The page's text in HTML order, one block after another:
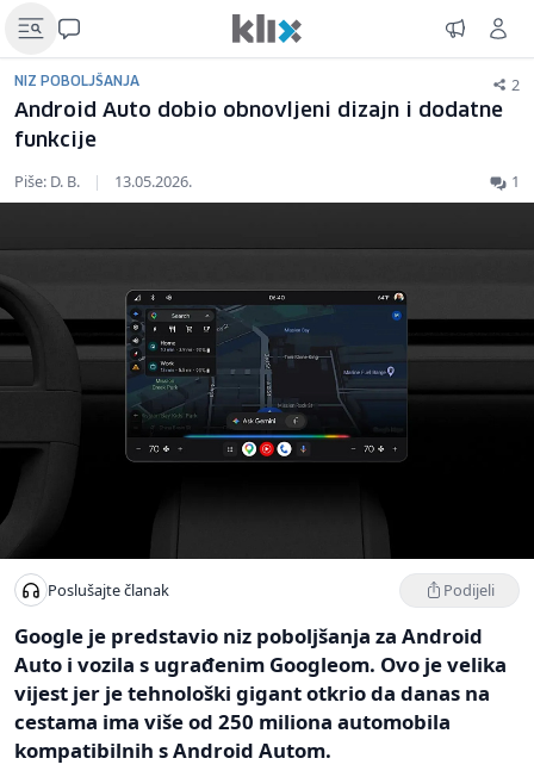
NIZ POBOLJŠANJA 2
Android Auto dobio obnovljeni dizajn i dodatne
funkcije
Piše: D. B. | 13.05.2026. 1
Poslušajte članak Podijeli
Google je predstavio niz poboljšanja za Android
Auto i vozila s ugrađenim Googleom. Ovo je velika
vijest jer je tehnološki gigant otkrio da danas na
cestama ima više od 250 miliona automobila
kompatibilnih s Android Autom.